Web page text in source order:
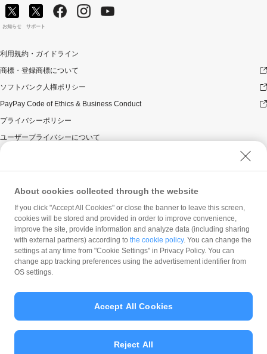
場合（以下「取消し等」といいます。）、当該取消し等
の対象となった返金後のPayPay決済金額に応じたポイン
トが付与されます。
し等の理由の如何にかかわらず、また、対象店舗による
合計」は将来に向かってのみ減額されます。そのため、
「キャンペーン期間中の付与合計」が上限に到達して以
よるPayPayポイントの付与が行われることはありませ
ん。
満の決済金額の場合は、本キャンペーンは適用になりま
せん。決済時には、キャンペーン条件に満たない決済金
キャンペーン条件に合致した決済金額（50円以上）にな
った場合には、あとからキャンペーンが適用されます。
ATM・PayPay銀行以外の銀行からチャージ＆お支払いを
した場合：100円未満の決済金額の場合は、本キャンペー
ンは適用になりません。決済時には、キャンペーン条件
に満たない決済金額（100円未満）だったものが、売上確
定のタイミングでキャンペーン条件に合致した決済金額
（100円以上）になった場合には、あとからキャンペーン
されていることおよび、PayPayで実施する本人確認書類
を利用した本人確認済みであることが必要です。
できない等の条件があります。詳細については、各銀行
お知らせ サポート
利用規約・ガイドライン
商標・登録商標について
ソフトバンク人権ポリシー
PayPay Code of Ethics & Business Conduct
プライバシーポリシー
ユーザープライバシーについて
ウェブサイト利用規約
反社会的勢力に対する方針
勧誘方針
マネロン等基本方針
カスタマーハラスメントに関する当社の考え方
© PayPay Corporation
About cookies collected through the website
If you click "Accept All Cookies" or close the banner to leave this screen,
cookies will be stored and provided in order to improve convenience,
improve the site, provide information and analyze data (including sharing
with external partners) according to the cookie policy. You can change the
settings at any time from "Cookie Settings" in Privacy Policy. You can
change app tracking preferences using the advertisement identifier from
OS settings.
Reject All
Accept All Cookies